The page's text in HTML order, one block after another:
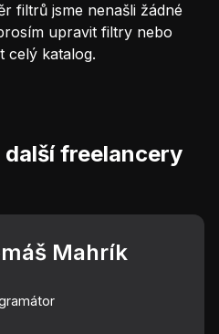
filtrů jsme nenašli žádné
upravit filtry nebo
celý katalog.
další freelancery
Mahrík